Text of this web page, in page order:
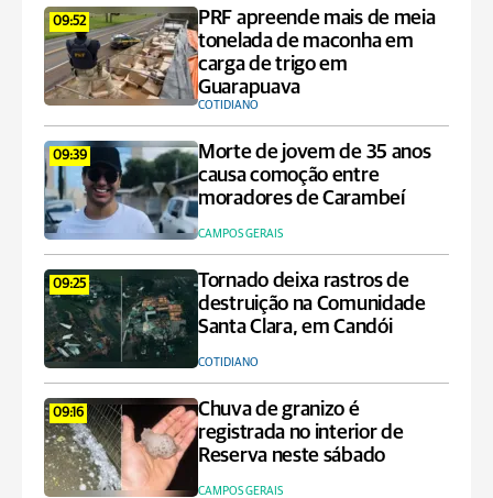
09:52
PRF apreende mais de meia
tonelada de maconha em
carga de trigo em
Guarapuava
COTIDIANO
09:39
Morte de jovem de 35 anos
causa comoção entre
moradores de Carambeí
CAMPOS GERAIS
09:25
Tornado deixa rastros de
destruição na Comunidade
Santa Clara, em Candói
COTIDIANO
09:16
Chuva de granizo é
registrada no interior de
Reserva neste sábado
CAMPOS GERAIS